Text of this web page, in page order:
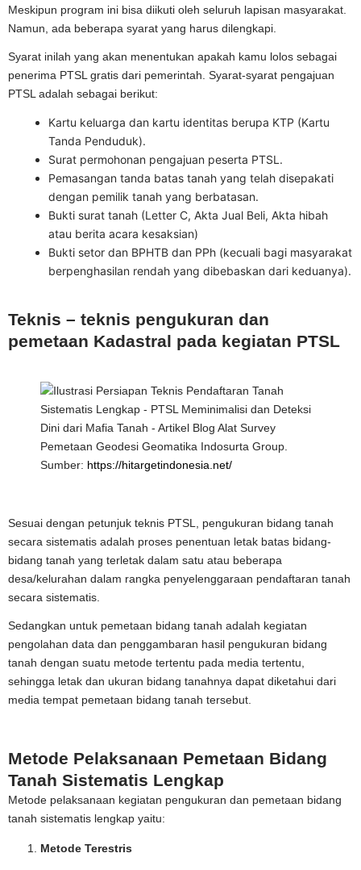
Meskipun program ini bisa diikuti oleh seluruh lapisan masyarakat.
Namun, ada beberapa syarat yang harus dilengkapi.
Syarat inilah yang akan menentukan apakah kamu lolos sebagai
penerima PTSL gratis dari pemerintah. Syarat-syarat pengajuan
PTSL adalah sebagai berikut:
Kartu keluarga dan kartu identitas berupa KTP (Kartu
Tanda Penduduk).
Surat permohonan pengajuan peserta PTSL.
Pemasangan tanda batas tanah yang telah disepakati
dengan pemilik tanah yang berbatasan.
Bukti surat tanah (Letter C, Akta Jual Beli, Akta hibah
atau berita acara kesaksian)
Bukti setor dan BPHTB dan PPh (kecuali bagi masyarakat
berpenghasilan rendah yang dibebaskan dari keduanya).
Teknis – teknis pengukuran dan
pemetaan Kadastral pada kegiatan PTSL
Sumber: https://hitargetindonesia.net/
Sesuai dengan petunjuk teknis PTSL, pengukuran bidang tanah
secara sistematis adalah proses penentuan letak batas bidang-
bidang tanah yang terletak dalam satu atau beberapa
desa/kelurahan dalam rangka penyelenggaraan pendaftaran tanah
secara sistematis.
Sedangkan untuk pemetaan bidang tanah adalah kegiatan
pengolahan data dan penggambaran hasil pengukuran bidang
tanah dengan suatu metode tertentu pada media tertentu,
sehingga letak dan ukuran bidang tanahnya dapat diketahui dari
media tempat pemetaan bidang tanah tersebut.
Metode Pelaksanaan Pemetaan Bidang
Tanah Sistematis Lengkap
Metode pelaksanaan kegiatan pengukuran dan pemetaan bidang
tanah sistematis lengkap yaitu:
Metode Terestris